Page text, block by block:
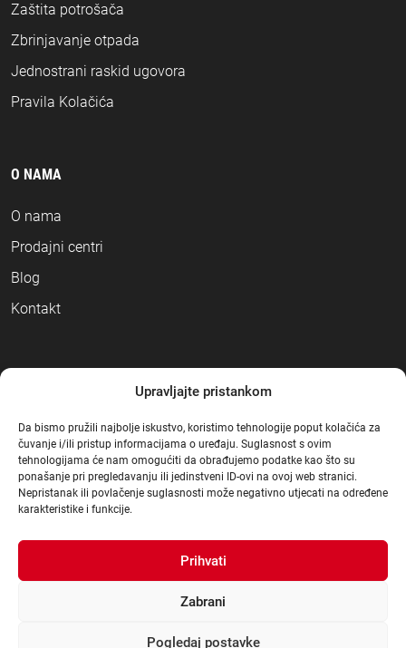
Upravljajte pristankom
Da bismo pružili najbolje iskustvo, koristimo tehnologije poput kolačića za
čuvanje i/ili pristup informacijama o uređaju. Suglasnost s ovim
tehnologijama će nam omogućiti da obrađujemo podatke kao što su
ponašanje pri pregledavanju ili jedinstveni ID-ovi na ovoj web stranici.
Nepristanak ili povlačenje suglasnosti može negativno utjecati na određene
karakteristike i funkcije.
Prihvati
Zabrani
Pogledaj postavke
Zaštita potrošača
Zbrinjavanje otpada
Jednostrani raskid ugovora
Pravila Kolačića
O NAMA
O nama
Prodajni centri
Blog
Kontakt